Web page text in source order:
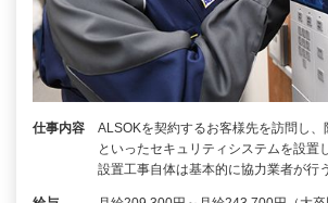
仕事内容
ALSOKを契約するお客様先を訪問し
といったセキュリティシステムを設置
設置工事自体は基本的に協力業者が行